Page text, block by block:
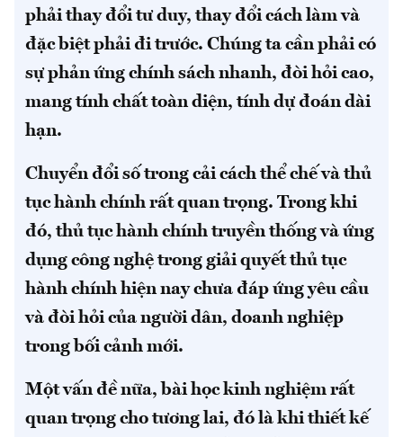
phải thay đổi tư duy, thay đổi cách làm và
đặc biệt phải đi trước. Chúng ta cần phải có
sự phản ứng chính sách nhanh, đòi hỏi cao,
mang tính chất toàn diện, tính dự đoán dài
hạn.
Chuyển đổi số trong cải cách thể chế và thủ
tục hành chính rất quan trọng. Trong khi
đó, thủ tục hành chính truyền thống và ứng
dụng công nghệ trong giải quyết thủ tục
hành chính hiện nay chưa đáp ứng yêu cầu
và đòi hỏi của người dân, doanh nghiệp
trong bối cảnh mới.
Một vấn đề nữa, bài học kinh nghiệm rất
quan trọng cho tương lai, đó là khi thiết kế